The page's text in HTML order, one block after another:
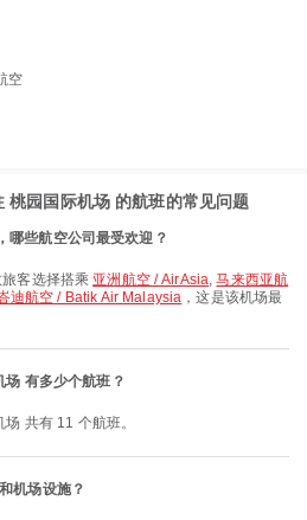
空
桃园国际机场 的航班的常见问题
哪些航空公司最受欢迎？
旅客选择搭乘 亚洲航空 / AirAsia,马来西亚航
迪航空 / Batik Air Malaysia ，这是该机场最
场 有多少个航班？
场 共有 11 个航班。
机场设施？